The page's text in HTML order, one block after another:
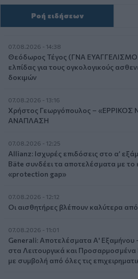
Ροή ειδήσεων
07.08.2026 - 14:38
Θεόδωρος Τέγος (ΓΝΑ
ελπίδας για τους ογκολογικούς
δοκιμών
07.08.2026 - 13:16
Χρήστος Γεωργόπουλος –
ΑΝΑΠΛΑΣΗ
07.08.2026 - 12:25
Allianz: Ισχυρές επιδόσεις στο α’
Bäte συνδέει τα αποτελέσματα με το
«protection gap»
07.08.2026 - 12:12
Οι αισθητήρες βλέπουν καλύτερα
07.08.2026 - 11:01
Generali: Αποτελέσματα Α' Εξαμήνου -
στα Λειτουργικά και
με συμβολή από όλες τις